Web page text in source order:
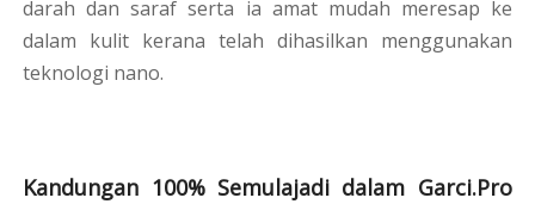
darah dan saraf serta ia amat mudah meresap ke
dalam kulit kerana telah dihasilkan menggunakan
teknologi nano.
Kandungan 100% Semulajadi dalam Garci.Pro